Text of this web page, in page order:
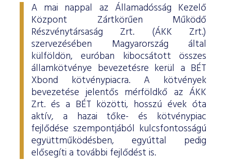
A mai nappal az Államadósság Kezelő
Központ Zártkörűen Működő
Részvénytársaság Zrt. (ÁKK Zrt.)
szervezésében Magyarország által
külföldön, euróban kibocsátott összes
államkötvénye bevezetésre kerül a BÉT
Xbond kötvénypiacra. A kötvények
bevezetése jelentős mérföldkő az ÁKK
Zrt. és a BÉT közötti, hosszú évek óta
aktív, a hazai tőke- és kötvénypiac
fejlődése szempontjából kulcsfontosságú
együttműködésben, egyúttal pedig
elősegíti a további fejlődést is.